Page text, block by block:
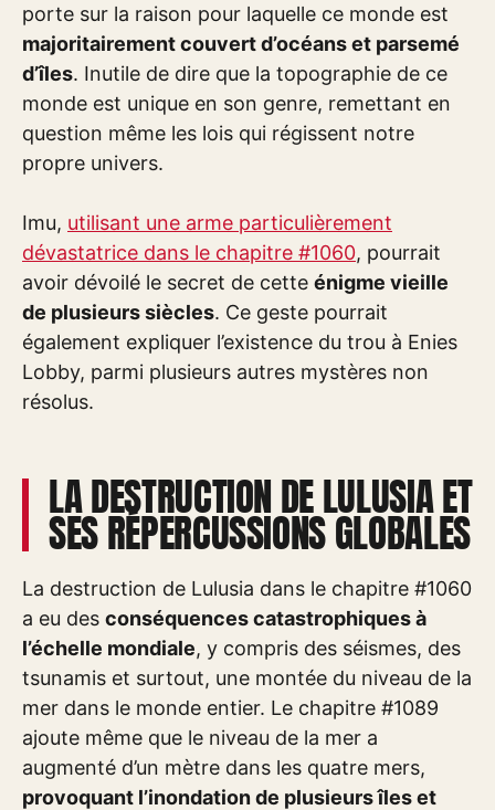
porte sur la raison pour laquelle ce monde est
majoritairement couvert d’océans et parsemé
d’îles. Inutile de dire que la topographie de ce
monde est unique en son genre, remettant en
question même les lois qui régissent notre
propre univers.
Imu, utilisant une arme particulièrement
dévastatrice dans le chapitre #1060, pourrait
avoir dévoilé le secret de cette énigme vieille
de plusieurs siècles. Ce geste pourrait
également expliquer l’existence du trou à Enies
Lobby, parmi plusieurs autres mystères non
résolus.
LA DESTRUCTION DE LULUSIA ET
SES RÉPERCUSSIONS GLOBALES
La destruction de Lulusia dans le chapitre #1060
a eu des conséquences catastrophiques à
l’échelle mondiale, y compris des séismes, des
tsunamis et surtout, une montée du niveau de la
mer dans le monde entier. Le chapitre #1089
ajoute même que le niveau de la mer a
augmenté d’un mètre dans les quatre mers,
provoquant l’inondation de plusieurs îles et